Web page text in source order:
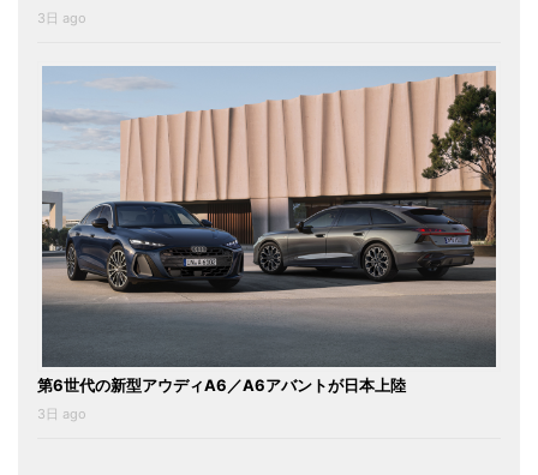
3日 ago
第6世代の新型アウディA6／A6アバントが日本上陸
3日 ago